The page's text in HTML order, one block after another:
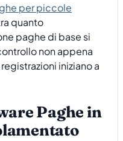
per piccole
quanto
paghe di base si
non appena
iniziano a
Paghe in